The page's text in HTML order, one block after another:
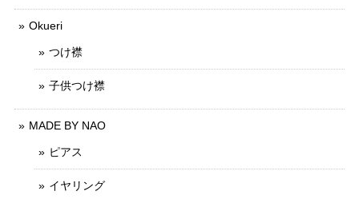
Okueri
つけ襟
子供つけ襟
MADE BY NAO
ピアス
イヤリング